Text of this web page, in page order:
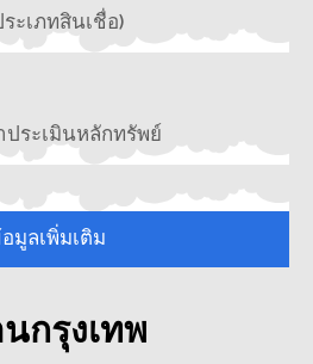
ะเภทสินเชื่อ)
ประเมินหลักทรัพย์
มูลเพิ่มเติม
กรุงเทพ